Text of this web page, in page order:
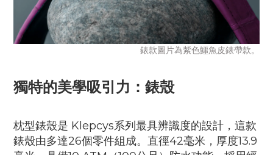
錶款圖片為紫色鱷魚皮錶帶款。
獨特的美學吸引力：錶殼
枕型錶殼是 Klepcys系列最具辨識度的設計，這款
錶殼由多達26個零件組成。直徑42毫米，厚度13.9